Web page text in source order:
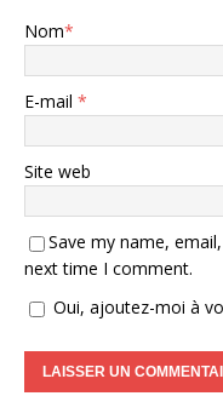
Nom*
E-mail *
Site web
Save my name,
next time I comment.
Oui, ajoutez-moi à